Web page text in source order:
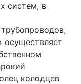
систем, в
осуществляет
колодцев